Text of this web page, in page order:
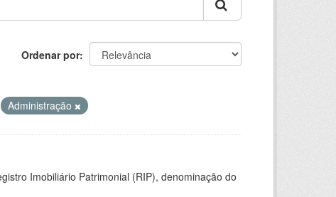
Ordenar por
Administração
Imobiliário Patrimonial (RIP), denominação do